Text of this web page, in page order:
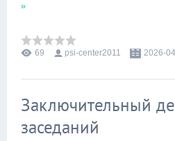
»
69 psi-center2011 2026-
Заключительный
заседаний